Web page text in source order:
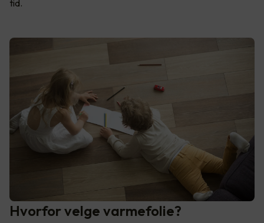
tid.
Hvorfor velge varmefolie?